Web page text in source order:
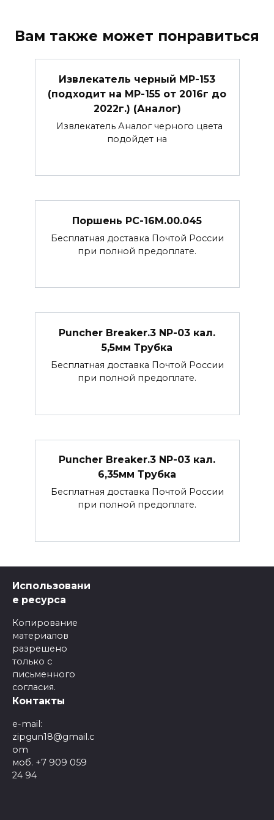
Вам также может понравиться
Извлекатель черный МР-153
(подходит на МР-155 от 2016г до
2022г.) (Аналог)
Извлекатель Аналог черного цвета
подойдет на
Поршень РС-16М.00.045
Бесплатная доставка Почтой России
при полной предоплате.
Puncher Breaker.3 NP-03 кал.
5,5мм Трубка
Бесплатная доставка Почтой России
при полной предоплате.
Puncher Breaker.3 NP-03 кал.
6,35мм Трубка
Бесплатная доставка Почтой России
при полной предоплате.
Использовани
е ресурса
Копирование
материалов
разрешено
только с
письменного
согласия.
Контакты
e-mail:
zipgun18@gmail.c
om
моб. +7 909 059
24 94